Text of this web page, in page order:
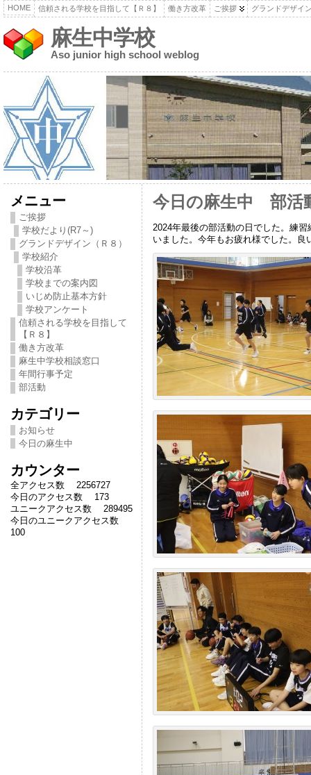
HOME 信頼される学校を目指して【Ｒ８】 働き方改革 ご挨拶 グランドデザイ
麻生中学校
Aso junior high school weblog
メニュー
ご挨拶
学校だより(R7～)
グランドデザイン（Ｒ８）
学校紹介
学校沿革
学校までの案内図
いじめ防止基本方針
学校アンケート
信頼される学校を目指して
【Ｒ８】
働き方改革
麻生中学校相談窓口
年間行事予定
部活動
カテゴリー
お知らせ
今日の麻生中
カウンター
全アクセス数 2256727
今日のアクセス数 173
ユニークアクセス数 289495
今日のユニークアクセス数
100
今日の麻生中 部活
2024年最後の部活動の日でした。練
いました。今年もお疲れ様でした。良